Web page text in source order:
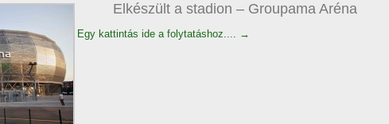
Elkészült a stadion – Groupama Aréna
Egy kattintás ide a folytatáshoz.... →